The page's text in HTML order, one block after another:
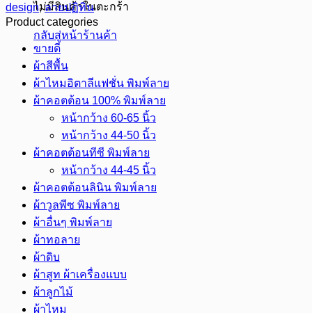
ไม่มีสินค้าในตะกร้า
กลับสู่หน้าร้านค้า
design,ลายปฏิทิน
Product categories
ขายดี
ผ้าสีพื้น
ผ้าไหมอิตาลีแฟชั่น พิมพ์ลาย
ผ้าคอตต้อน 100% พิมพ์ลาย
หน้ากว้าง 60-65 นิ้ว
หน้ากว้าง 44-50 นิ้ว
ผ้าคอตต้อนทีซี พิมพ์ลาย
หน้ากว้าง 44-45 นิ้ว
ผ้าคอตต้อนลินิน พิมพ์ลาย
ผ้าวูลพีซ พิมพ์ลาย
ผ้าอื่นๆ พิมพ์ลาย
ผ้าทอลาย
ผ้าดิบ
ผ้าสูท ผ้าเครื่องแบบ
ผ้าลูกไม้
ผ้าไหม